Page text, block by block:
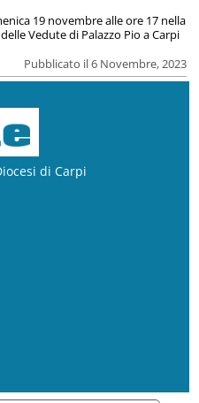
Pubblicato il 6 Novembre, 2023
19 novembre alle ore 17 nella
Vedute di Palazzo Pio a Carpi
di Carpi